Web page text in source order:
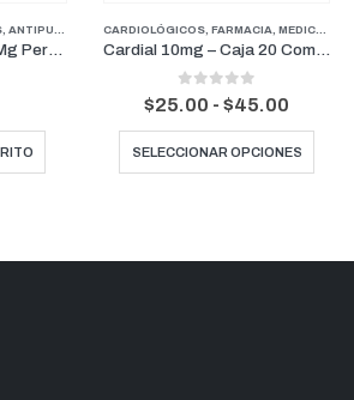
, ANTIPULGAS PERROS PESOS MEDIANOS ,FARMACIA,
Bravecto Verde 500 Mg Perros para pesos entre 10-20Kg (3 Meses)
CARDIOLÓGICOS, FARMACIA, MEDICAMENTOS GENERALES
Cardial 10mg – Caja 20 Comprimidos/ Blister de 10 tabletas
0out of 5
$25.00 - $45.00
desde
$25.00
SELECCIONAR OPCIONES
Este producto tiene múltiples variantes. Las